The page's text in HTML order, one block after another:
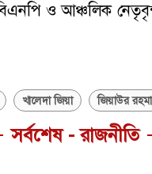
ও আঞ্চলিক
খালেদা জিয়া জিয়াউর
সর্বশেষ - রাজনীতি